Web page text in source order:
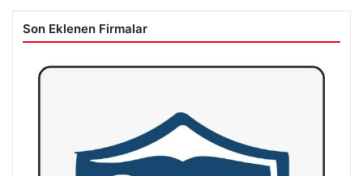
Son Eklenen Firmalar